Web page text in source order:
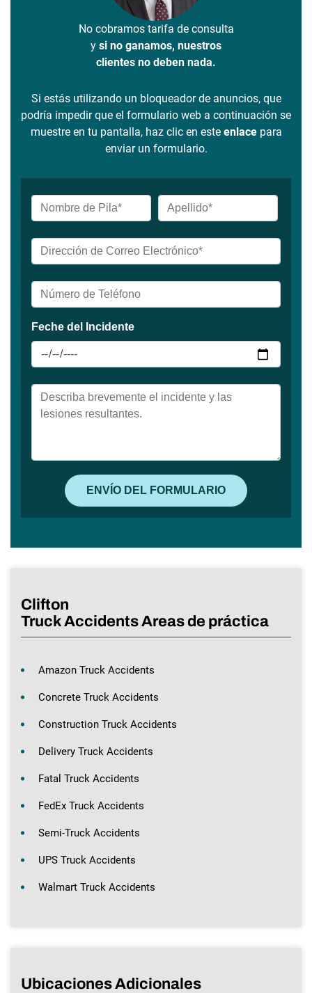
No cobramos tarifa de consulta
y si no ganamos, nuestros
clientes no deben nada.
Si estás utilizando un bloqueador de anuncios, que
podría impedir que el formulario web a continuación se
muestre en tu pantalla, haz clic en este enlacepara
enviar un formulario.
Clifton
Truck Accidents Areas de práctica
Amazon Truck Accidents
Concrete Truck Accidents
Construction Truck Accidents
Delivery Truck Accidents
Fatal Truck Accidents
FedEx Truck Accidents
Semi-Truck Accidents
UPS Truck Accidents
Walmart Truck Accidents
Ubicaciones Adicionales